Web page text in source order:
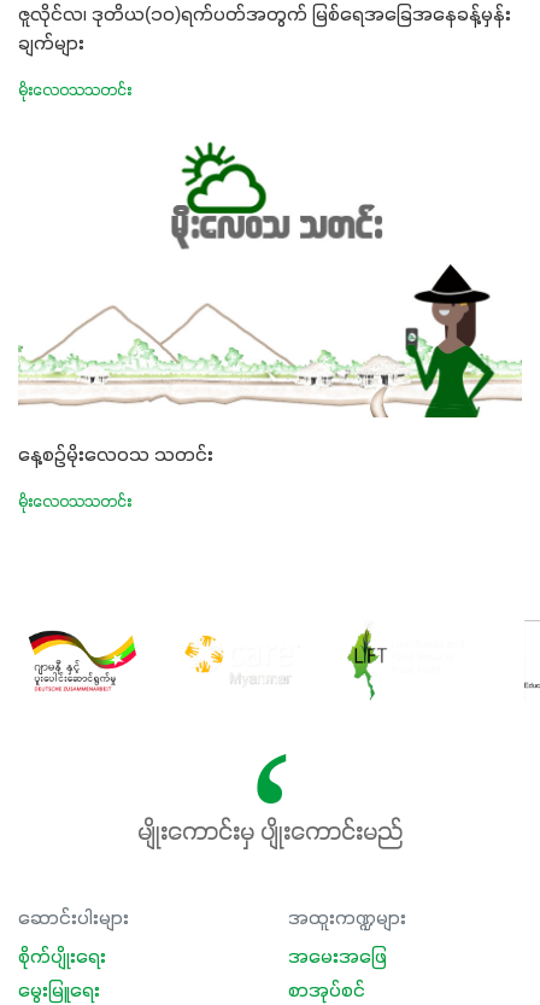
ဇူလိုင်လ၊ ဒုတိယ(၁၀)ရက်ပတ်အတွက် မြစ်ရေအခြေအနေခန့်မှန်း
ချက်များ
မိုးလေဝသသတင်း
နေ့စဉ်မိုးလေဝသ သတင်း
မိုးလေဝသသတင်း
မျိုးကောင်းမှ ပျိုးကောင်းမည်
ဆောင်းပါးများ
စိုက်ပျိုးရေး
မွေးမြူရေး
အထူးကဏ္ဍများ
အမေးအဖြေ
စာအုပ်စင်